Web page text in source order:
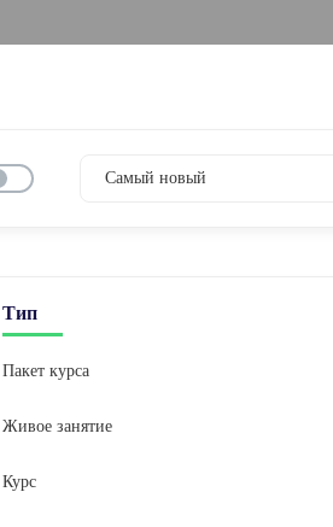
Тип
Пакет курса
Живое занятие
Курс